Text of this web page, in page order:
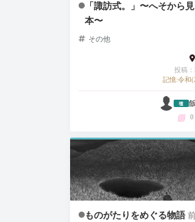
「諏訪式。」〜へそから
本〜
その他
投稿
記憶:令和
0
ものがたりをめぐる物語